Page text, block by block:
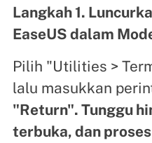
Langkah 1.
EaseUS dalam
Pilih "Utilities >
lalu masukkan
"Return". Tunggu
terbuka, dan